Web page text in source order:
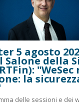
5 agosto
Salone della
la
delle sessioni e dei